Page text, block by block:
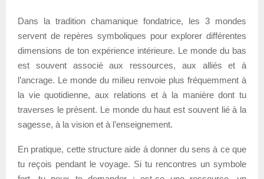
Dans la tradition chamanique fondatrice, les 3 mondes
servent de repères symboliques pour explorer différentes
dimensions de ton expérience intérieure. Le monde du bas
est souvent associé aux ressources, aux alliés et à
l’ancrage. Le monde du milieu renvoie plus fréquemment à
la vie quotidienne, aux relations et à la manière dont tu
traverses le présent. Le monde du haut est souvent lié à la
sagesse, à la vision et à l’enseignement.
En pratique, cette structure aide à donner du sens à ce que
tu reçois pendant le voyage. Si tu rencontres un symbole